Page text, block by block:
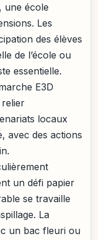
une école
Les
des élèves
de l’école ou
essentielle.
E3D
locaux
avec des actions
un défi papier
se travaille
La
un bac fleuri ou